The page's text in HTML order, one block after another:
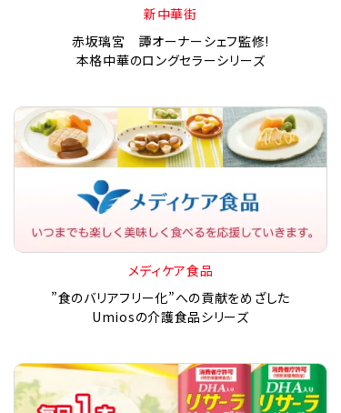
新中華街
赤坂璃宮 譚オーナーシェフ監修!
本格中華のロングセラーシリーズ
メディケア食品
”食のバリアフリー化”への貢献をめざした
Umiosの介護食品シリーズ